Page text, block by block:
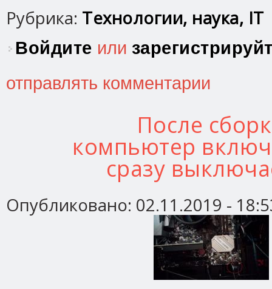
Рубрика: Технологии, наука, IT
Войдите или
отправлять комментарии
После
компьютер
сразу
Опубликовано: 02.11.2019 -